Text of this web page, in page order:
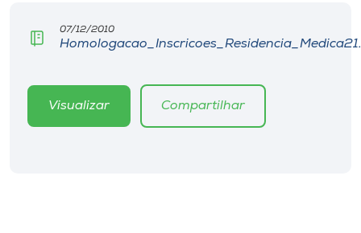
07/12/2010
Visualizar Compartilhar